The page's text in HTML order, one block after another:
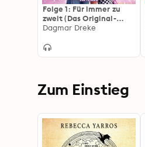
Folge 1: Für immer zu
zweit (Das Original-
Hörspiel zur TV-Serie)
Dagmar Dreke
Zum Einstieg